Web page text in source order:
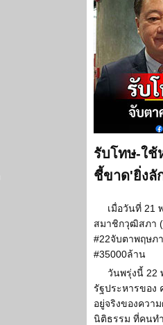
รับโทษ-ใ
ชี้ขาด'ยิ่งลั
เมื่อวันที่ 21
สมาชิกวุฒิสภา
#22จับตาพฤษภ
#35000ล้าน
วันพรุ่งนี้ 22
รัฐประหารของ
อยู่จริงของควา
นิติธรรม ที่คนท